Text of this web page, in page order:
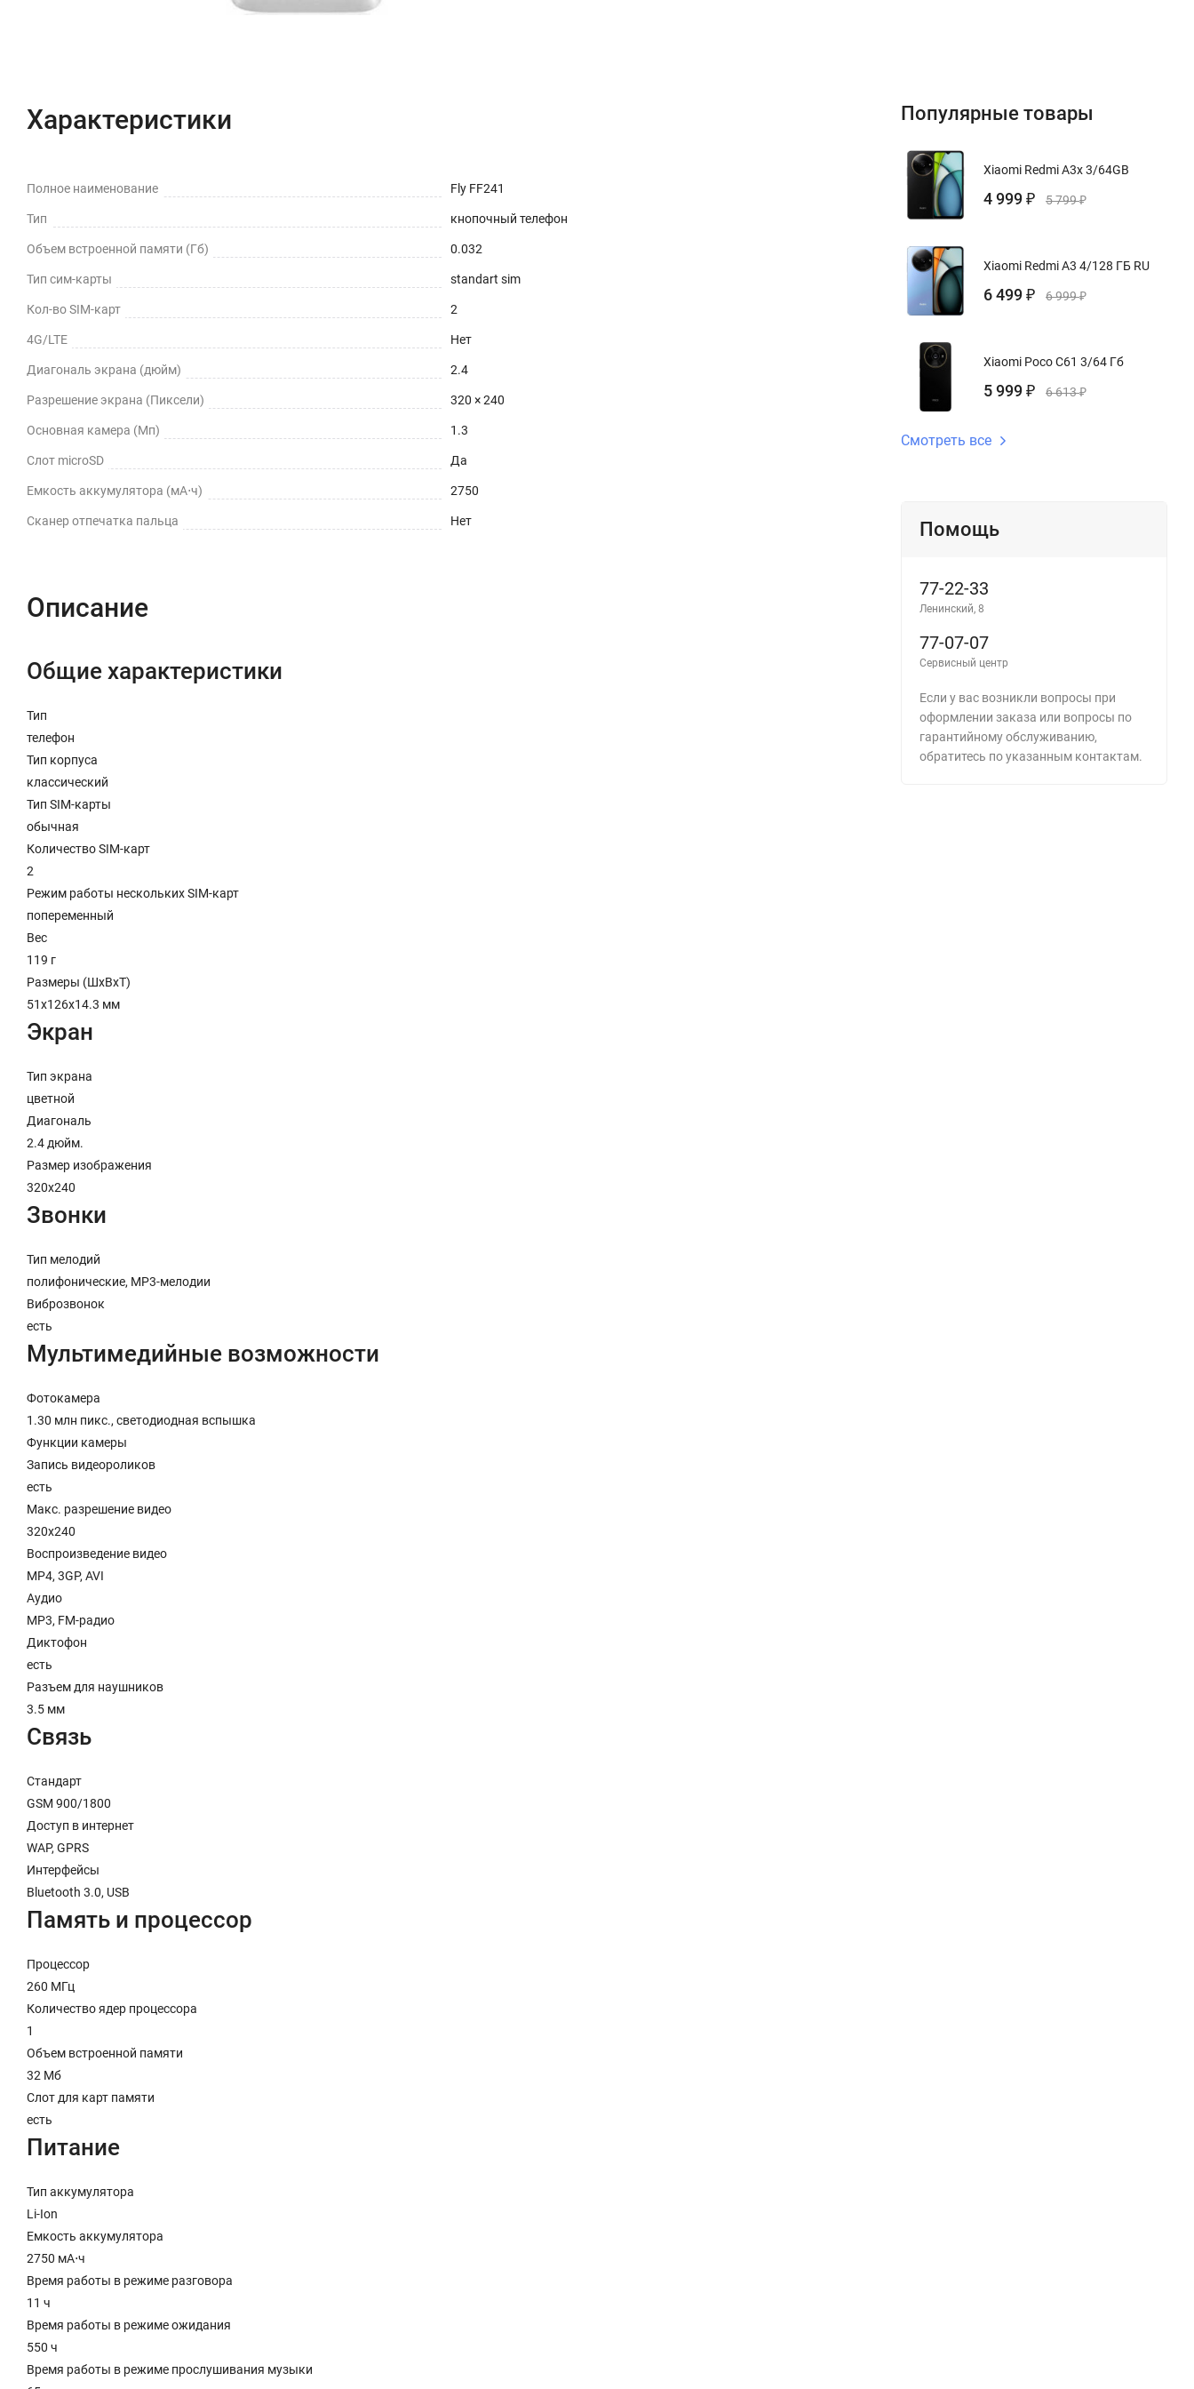
Характеристики
Полное наименование Fly FF241
Тип кнопочный телефон
Объем встроенной памяти (Гб) 0.032
Тип сим-карты standart sim
Кол-во SIM-карт 2
4G/LTE Нет
Диагональ экрана (дюйм) 2.4
Разрешение экрана (Пиксели) 320 × 240
Основная камера (Мп) 1.3
Слот microSD Да
Емкость аккумулятора (мА⋅ч) 2750
Сканер отпечатка пальца Нет
Описание
Общие характеристики
Тип
телефон
Тип корпуса
классический
Тип SIM-карты
обычная
Количество SIM-карт
2
Режим работы нескольких SIM-карт
попеременный
Вес
119 г
Размеры (ШxВxТ)
51x126x14.3 мм
Экран
Тип экрана
цветной
Диагональ
2.4 дюйм.
Размер изображения
320x240
Звонки
Тип мелодий
полифонические, MP3-мелодии
Виброзвонок
есть
Мультимедийные возможности
Фотокамера
1.30 млн пикс., светодиодная вспышка
Функции камеры
Запись видеороликов
есть
Макс. разрешение видео
320x240
Воспроизведение видео
MP4, 3GP, AVI
Аудио
MP3, FM-радио
Диктофон
есть
Разъем для наушников
3.5 мм
Связь
Стандарт
GSM 900/1800
Доступ в интернет
WAP, GPRS
Интерфейсы
Bluetooth 3.0, USB
Память и процессор
Процессор
260 МГц
Количество ядер процессора
1
Объем встроенной памяти
32 Мб
Слот для карт памяти
есть
Питание
Тип аккумулятора
Li-Ion
Емкость аккумулятора
2750 мА⋅ч
Время работы в режиме разговора
11 ч
Время работы в режиме ожидания
550 ч
Время работы в режиме прослушивания музыки
Популярные товары
Xiaomi Redmi A3x 3/64GB
4 999 ₽ 5 799₽
Xiaomi Redmi A3 4/128 ГБ RU
6 499 ₽ 6 999₽
Xiaomi Poco C61 3/64 Гб
5 999 ₽ 6 613₽
Смотреть все
Помощь
77-22-33
Ленинский, 8
77-07-07
Сервисный центр
Если у вас возникли вопросы при
оформлении заказа или вопросы по
гарантийному обслуживанию,
обратитесь по указанным контактам.